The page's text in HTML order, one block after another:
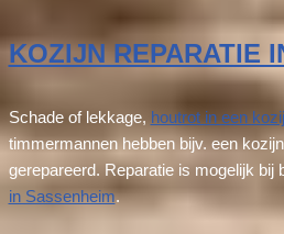
KOZIJN REPARATIE
Schade of lekkage, houtrot in een
timmermannen hebben bijv. een
gerepareerd. Reparatie is mogelijk bij
in Sassenheim.